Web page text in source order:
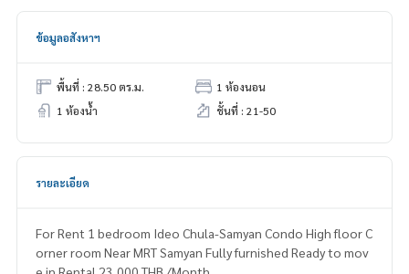
ข้อมูลอสังหาฯ
พื้นที่ : 28.50 ตร.ม.
1 ห้องนอน
1 ห้องน้ำ
ชั้นที่ : 21-50
รายละเอียด
For Rent 1 bedroom Ideo Chula-Samyan Condo High floor C
orner room Near MRT Samyan Fully furnished Ready to mov